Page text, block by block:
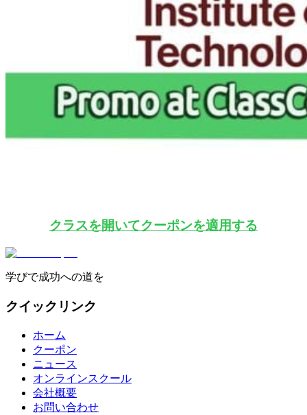
クラスを開いてクーポンを適用する
学びで成功への道を
クイックリンク
ホーム
クーポン
ニュース
オンラインスクール
会社概要
お問い合わせ